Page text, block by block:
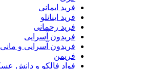
فرید ایمانی
فرید اینانلو
فرید رحمانی
فریدون آسرایی
فریدون آسرایی و مانی رهنما
فریمن
فواد فالکو و دانش عسکری